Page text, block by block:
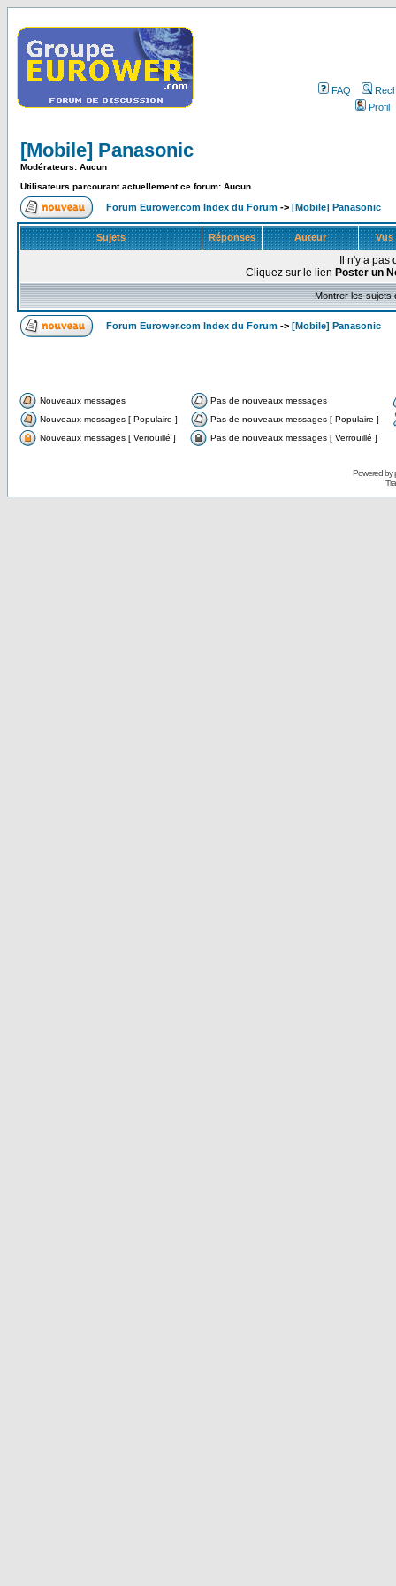
FAQ
Profil
[Mobile] Panasonic
Modérateurs: Aucun
Utilisateurs parcourant actuellement ce forum: Aucun
Forum Eurower.com Index du Forum -> [Mobile] Panasonic
Sujets Réponses Auteur Vus
Il n'y a
Cliquez sur le lien Poster un
Montrer les sujets
Forum Eurower.com Index du Forum -> [Mobile] Panasonic
Nouveaux messages
Pas de nouveaux messages
Nouveaux messages [ Populaire ]
Pas de nouveaux messages [ Populaire ]
Nouveaux messages [ Verrouillé ]
Pas de nouveaux messages [ Verrouillé ]
Powered by